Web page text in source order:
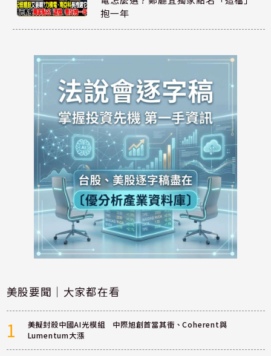
抱一年
美股要聞｜大家都在看
1
美擬封殺中國AI光模組 中際旭創首當其衝、Coherent與
Lumentum大漲